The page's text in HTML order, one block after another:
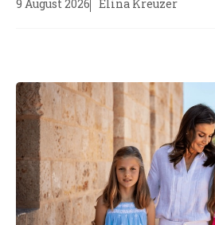
9 August 2026
Elina Kreuzer